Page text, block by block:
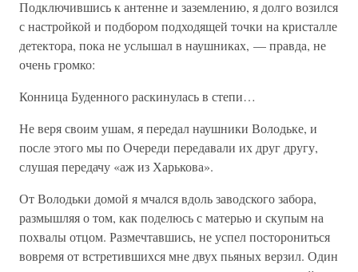
Подключившись к антенне и заземлению, я долго возился
с настройкой и подбором подходящей точки на кристалле
детектора, пока не услышал в наушниках, — правда, не
очень громко:
Конница Буденного раскинулась в степи…
Не веря своим ушам, я передал наушники Володьке, и
после этого мы по Очереди передавали их друг другу,
слушая передачу «аж из Харькова».
От Володьки домой я мчался вдоль заводского забора,
размышляя о том, как поделюсь с матерью и скупым на
похвалы отцом. Размечтавшись, не успел посторониться
вовремя от встретившихся мне двух пьяных верзил. Один